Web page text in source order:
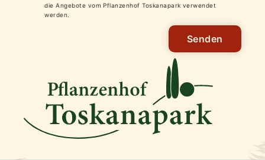
die Angebote vom Pflanzenhof Toskanapark verwendet
werden.
Senden